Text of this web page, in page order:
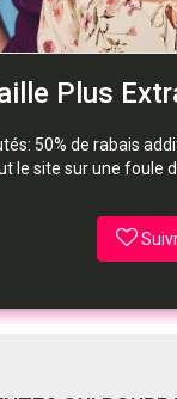
Plus
50% de rabais
le site sur une